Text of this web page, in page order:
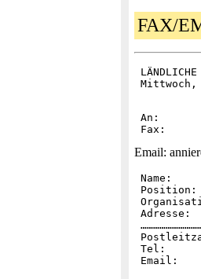
FAX/
An:		Annie Robertson, SEEDA
Email:
Name:		………………………………………………………………………………………………………
Position:	………………………………………………………………………………………………………
Organisation:
Adresse:	…………..…………………………………………………………………………………………..
Tel:  	    ….………………………………………..